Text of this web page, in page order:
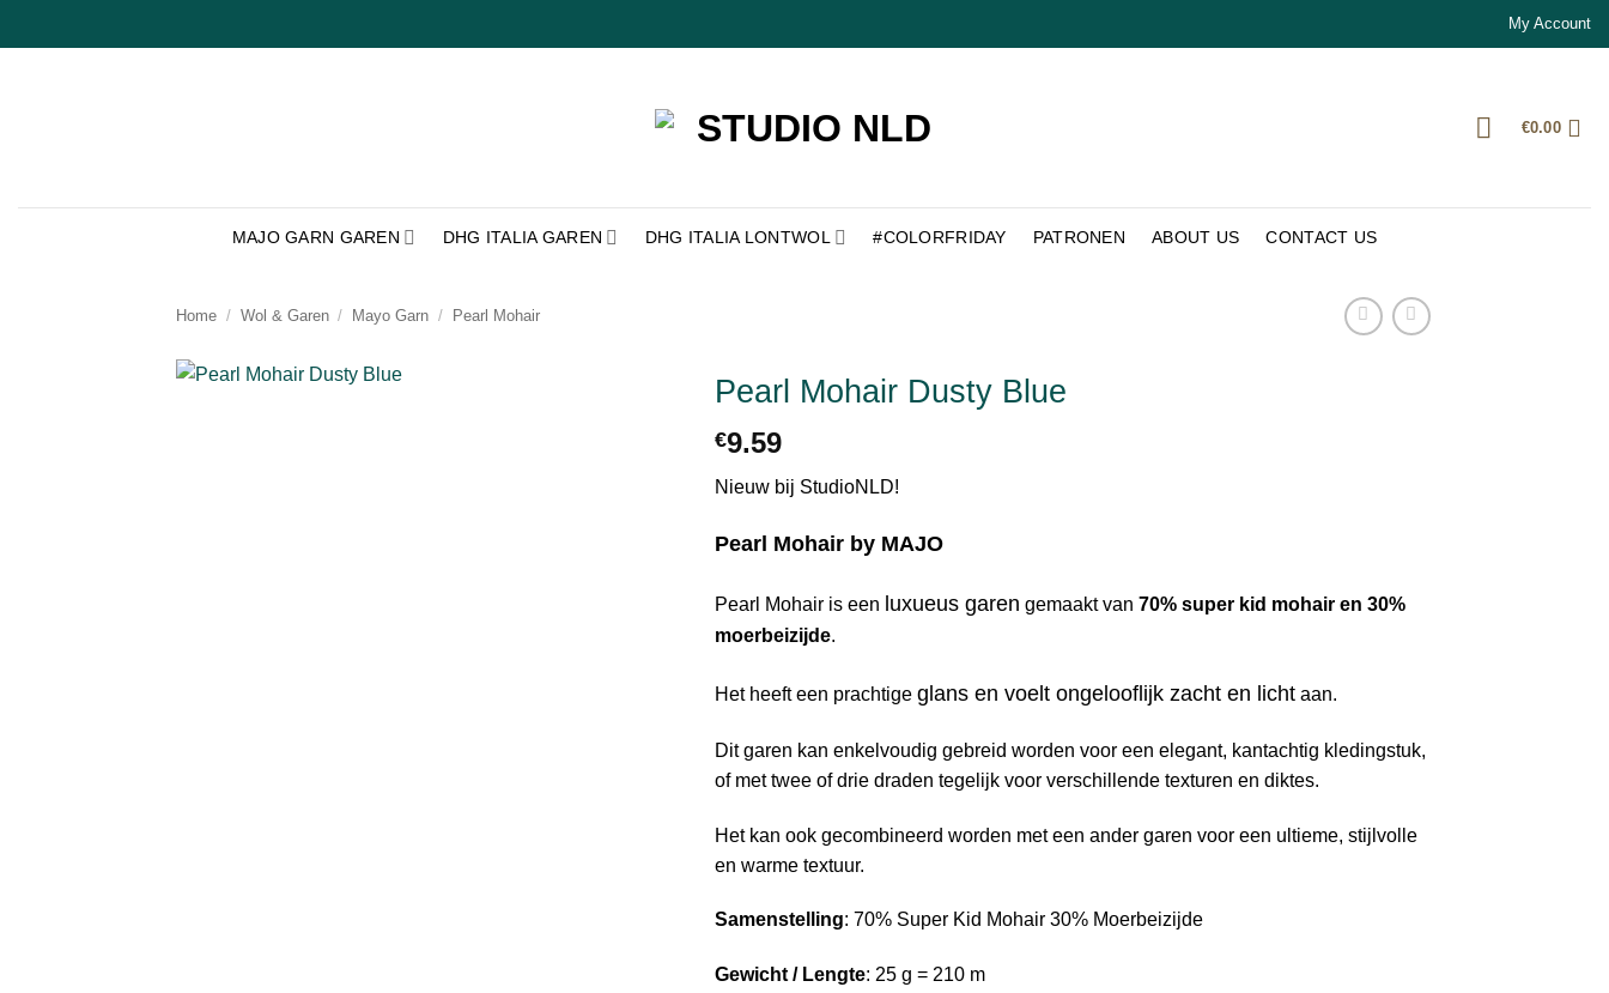
naar
My Account
€0.00
MAJO GARN GAREN DHG ITALIA GAREN DHG ITALIA LONTWOL #COLORFRIDAY PATRONEN ABOUT US CONTACT US
Home / Wol & Garen / Mayo Garn / Pearl Mohair
Pearl Mohair Dusty Blue
€9.59
Nieuw bij StudioNLD!
Pearl Mohair by MAJO
Pearl Mohair is een luxueus garen gemaakt van 70% super kid mohair en 30%
moerbeizijde.
Het heeft een prachtige glans en voelt ongelooflijk zacht en licht aan.
Dit garen kan enkelvoudig gebreid worden voor een elegant, kantachtig kledingstuk,
of met twee of drie draden tegelijk voor verschillende texturen en diktes.
Het kan ook gecombineerd worden met een ander garen voor een ultieme, stijlvolle
en warme textuur.
Samenstelling: 70% Super Kid Mohair 30% Moerbeizijde
Gewicht / Lengte: 25 g = 210 m